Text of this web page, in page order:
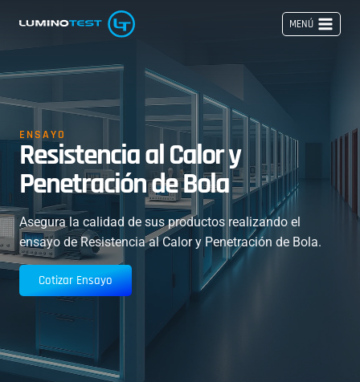
MENÚ
ENSAYO
Resistencia al Calor y
Penetración de Bola
Asegura la calidad de sus productos realizando el
ensayo de Resistencia al Calor y Penetración de Bola.
Cotizar Ensayo